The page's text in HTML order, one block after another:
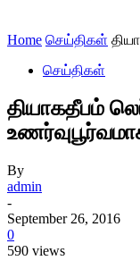
Home செய்திகள்
செய்திகள்
தியாகதீபம்
By
admin
-
September 26, 2016
0
590 views